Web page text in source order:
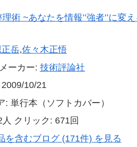
術 ~あなたを情報’’強者’’に
岳,佐々木正悟
ーカー: 技術評論社
2009/10/21
: 単行本（ソフトカバー）
人 クリック : 671回
を含むブログ (171件) を見る